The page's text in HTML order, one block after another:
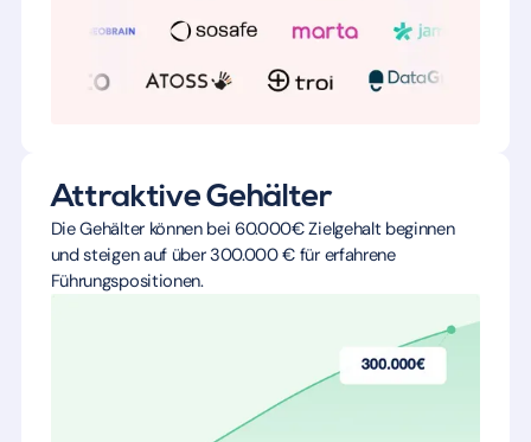
Attraktive Gehälter
Die Gehälter können bei 60.000€ Zielgehalt beginnen
und steigen auf über 300.000 € für erfahrene
Führungspositionen.